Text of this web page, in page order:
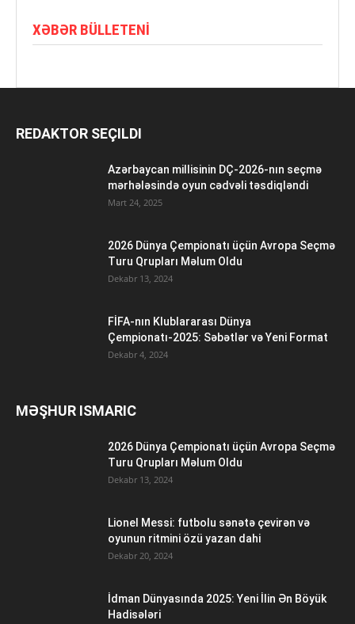
XƏBƏR BÜLLETENI
REDAKTOR SEÇILDI
Azərbaycan millisinin DÇ-2026-nın seçmə
mərhələsində oyun cədvəli təsdiqləndi
Mart 24, 2025
2026 Dünya Çempionatı üçün Avropa Seçmə
Turu Qrupları Məlum Oldu
Dekabr 13, 2024
FİFA-nın Klublararası Dünya
Çempionatı-2025: Səbətlər və Yeni Format
Dekabr 4, 2024
MƏŞHUR ISMARIC
2026 Dünya Çempionatı üçün Avropa Seçmə
Turu Qrupları Məlum Oldu
Dekabr 13, 2024
Lionel Messi: futbolu sənətə çevirən və
oyunun ritmini özü yazan dahi
Dekabr 20, 2024
İdman Dünyasında 2025: Yeni İlin Ən Böyük
Hadisələri